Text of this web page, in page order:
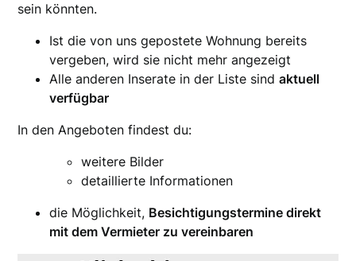
sein könnten.
Ist die von uns gepostete Wohnung bereits
vergeben, wird sie nicht mehr angezeigt
Alle anderen Inserate in der Liste sindaktuell
verfügbar
In den Angeboten findest du:
weitere Bilder
detaillierte Informationen
die Möglichkeit, Besichtigungstermine direkt
mit dem Vermieter zu vereinbaren